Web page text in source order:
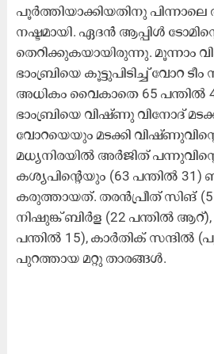
പൂർത്തിയാക്കിയതിനു
നഷ്ടമായി. ഏദൻ ആപ്പിൾ
തെറിക്കുകയായിരുന്നു. മൂന്നാം
ഭാംബ്രിയെ കൂട്ടുപിടിച്ച് വോറ
അധികം വൈകാതെ 65
ഭാംബ്രിയെ വിഷ്ണു വിനോദ്
വോറയെയും മടക്കി
മധ്യനിരയിൽ അർജിത്
കശ്യപിന്‍റെയും (63 പന്തിൽ 31)
കരുത്തായത്. തരൻപ്രീത് സിങ്
നിഷുങ്ക് ബിർള (22 പന്തിൽ
പന്തിൽ 15), കാർതിക് സന്ദിൽ
പുറത്തായ മറ്റു താരങ്ങൾ.